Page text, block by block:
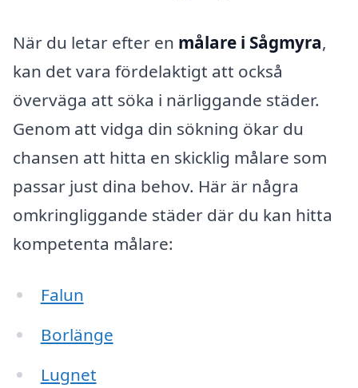
När du letar efter en målare i Sågmyra,
kan det vara fördelaktigt att också
överväga att söka i närliggande städer.
Genom att vidga din sökning ökar du
chansen att hitta en skicklig målare som
passar just dina behov. Här är några
omkringliggande städer där du kan hitta
kompetenta målare:
Falun
Borlänge
Lugnet